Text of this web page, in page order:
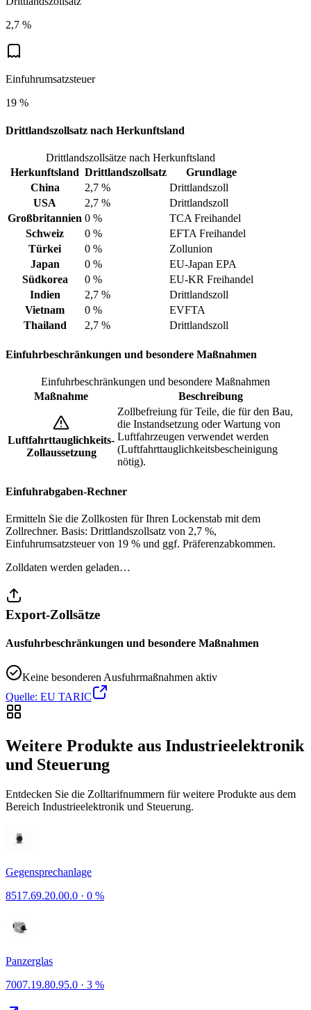
2,7 %
Einfuhrumsatzsteuer
19 %
Drittlandszollsatz nach Herkunftsland
Drittlandszollsätze nach Herkunftsland
Herkunftsland Drittlandszollsatz
Grundlage
China
2,7 %
Drittlandszoll
USA
2,7 %
Drittlandszoll
Großbritannien 0 %
TCA Freihandel
Schweiz
0 %
EFTA Freihandel
Türkei
0 %
Zollunion
Japan
0 %
EU-Japan EPA
Südkorea
0 %
EU-KR Freihandel
Indien
2,7 %
Drittlandszoll
Vietnam
0 %
EVFTA
Thailand
2,7 % Drittlandszoll
Einfuhrbeschränkungen und besondere Maßnahmen
Einfuhrbeschränkungen und besondere Maßnahmen
Maßnahme
Beschreibung
Luftfahrttauglichkeits-
Zollaussetzung
Zollbefreiung für Teile, die für den Bau,
die Instandsetzung oder Wartung von
Luftfahrzeugen verwendet werden
(Luftfahrttauglichkeitsbescheinigung
nötig).
Einfuhrabgaben-Rechner
Ermitteln Sie die Zollkosten für Ihren Lockenstab mit dem
Zollrechner. Basis: Drittlandszollsatz von 2,7 %,
Einfuhrumsatzsteuer von 19 % und ggf. Präferenzabkommen.
Zolldaten werden geladen…
Export-Zollsätze
Ausfuhrbeschränkungen und besondere Maßnahmen
Keine besonderen Ausfuhrmaßnahmen aktiv
Quelle: EU TARIC
Weitere Produkte aus Industrieelektronik
und Steuerung
Entdecken Sie die Zolltarifnummern für weitere Produkte aus dem
Bereich Industrieelektronik und Steuerung.
Gegensprechanlage
8517.69.20.00.0 · 0 %
Panzerglas
7007.19.80.95.0 · 3 %